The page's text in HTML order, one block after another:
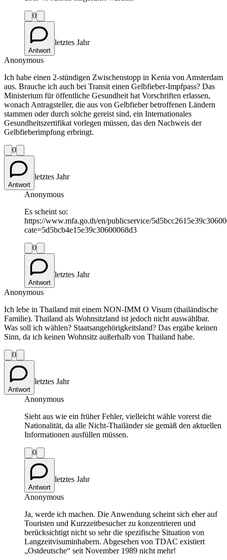
0
Antwort
letztes Jahr
Anonymous
Ich habe einen 2-stündigen Zwischenstopp in Kenia von Amsterdam
aus. Brauche ich auch bei Transit einen Gelbfieber-Impfpass? Das
Ministerium für öffentliche Gesundheit hat Vorschriften erlassen,
wonach Antragsteller, die aus von Gelbfieber betroffenen Ländern
stammen oder durch solche gereist sind, ein Internationales
Gesundheitszertifikat vorlegen müssen, das den Nachweis der
Gelbfieberimpfung erbringt.
0
Antwort
letztes Jahr
Anonymous
Es scheint so:
https://www.mfa.go.th/en/publicservice/
cate=5d5bcb4e15e39c30600068d3
0
Antwort
letztes Jahr
Anonymous
Ich lebe in Thailand mit einem NON-IMM O Visum (thailändische
Familie). Thailand als Wohnsitzland ist jedoch nicht auswählbar.
Was soll ich wählen? Staatsangehörigkeitsland? Das ergäbe keinen
Sinn, da ich keinen Wohnsitz außerhalb von Thailand habe.
0
Antwort
letztes Jahr
Anonymous
Sieht aus wie ein früher Fehler, vielleicht wähle vorerst die
Nationalität, da alle Nicht-Thailänder sie gemäß den aktuellen
Informationen ausfüllen müssen.
0
Antwort
letztes Jahr
Anonymous
Ja, werde ich machen. Die Anwendung scheint sich eher auf
Touristen und Kurzzeitbesucher zu konzentrieren und
berücksichtigt nicht so sehr die spezifische Situation von
Langzeitvisuminhabern. Abgesehen von TDAC existiert
„Ostdeutsche“ seit November 1989 nicht mehr!